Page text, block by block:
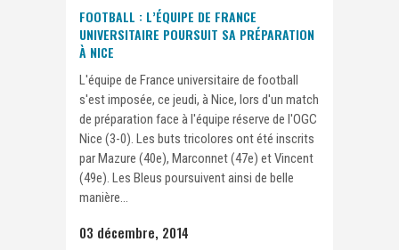
FOOTBALL : L’ÉQUIPE DE FRANCE
UNIVERSITAIRE POURSUIT SA PRÉPARATION
À NICE
L'équipe de France universitaire de football
s'est imposée, ce jeudi, à Nice, lors d'un match
de préparation face à l'équipe réserve de l'OGC
Nice (3-0). Les buts tricolores ont été inscrits
par Mazure (40e), Marconnet (47e) et Vincent
(49e). Les Bleus poursuivent ainsi de belle
manière...
03 décembre, 2014